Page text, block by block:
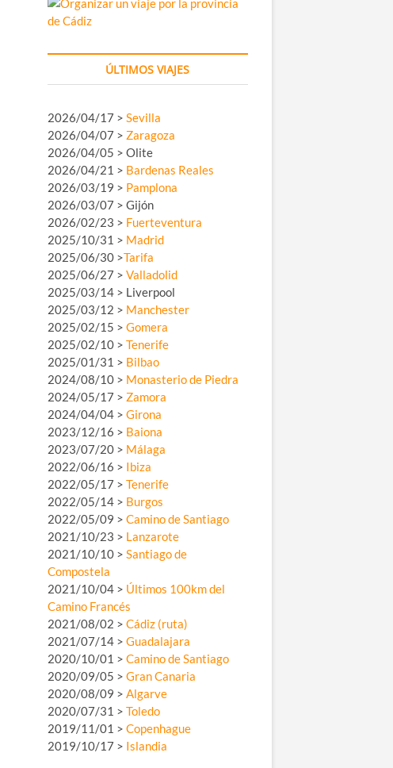
ÚLTIMOS VIAJES
2026/04/17 > Sevilla
2026/04/07 > Zaragoza
2026/04/05 > Olite
2026/04/21 > Bardenas Reales
2026/03/19 > Pamplona
2026/03/07 > Gijón
2026/02/23 > Fuerteventura
2025/10/31 > Madrid
2025/06/30 >Tarifa
2025/06/27 > Valladolid
2025/03/14 > Liverpool
2025/03/12 > Manchester
2025/02/15 > Gomera
2025/02/10 > Tenerife
2025/01/31 > Bilbao
2024/08/10 > Monasterio de Piedra
2024/05/17 > Zamora
2024/04/04 > Girona
2023/12/16 > Baiona
2023/07/20 > Málaga
2022/06/16 > Ibiza
2022/05/17 > Tenerife
2022/05/14 > Burgos
2022/05/09 > Camino de Santiago
2021/10/23 > Lanzarote
2021/10/10 > Santiago de
Compostela
2021/10/04 > Últimos 100km del
Camino Francés
2021/08/02 > Cádiz (ruta)
2021/07/14 > Guadalajara
2020/10/01 > Camino de Santiago
2020/09/05 > Gran Canaria
2020/08/09 > Algarve
2020/07/31 > Toledo
2019/11/01 > Copenhague
2019/10/17 > Islandia